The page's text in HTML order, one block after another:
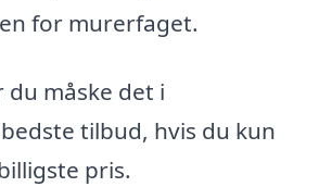
for murerfaget.
du måske det i
tilbud, hvis du kun
pris.